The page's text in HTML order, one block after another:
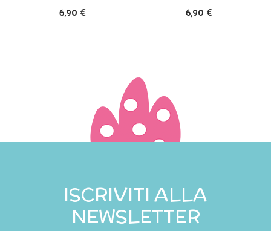
6,90 € 6,90 €
ISCRIVITI ALLA
NEWSLETTER